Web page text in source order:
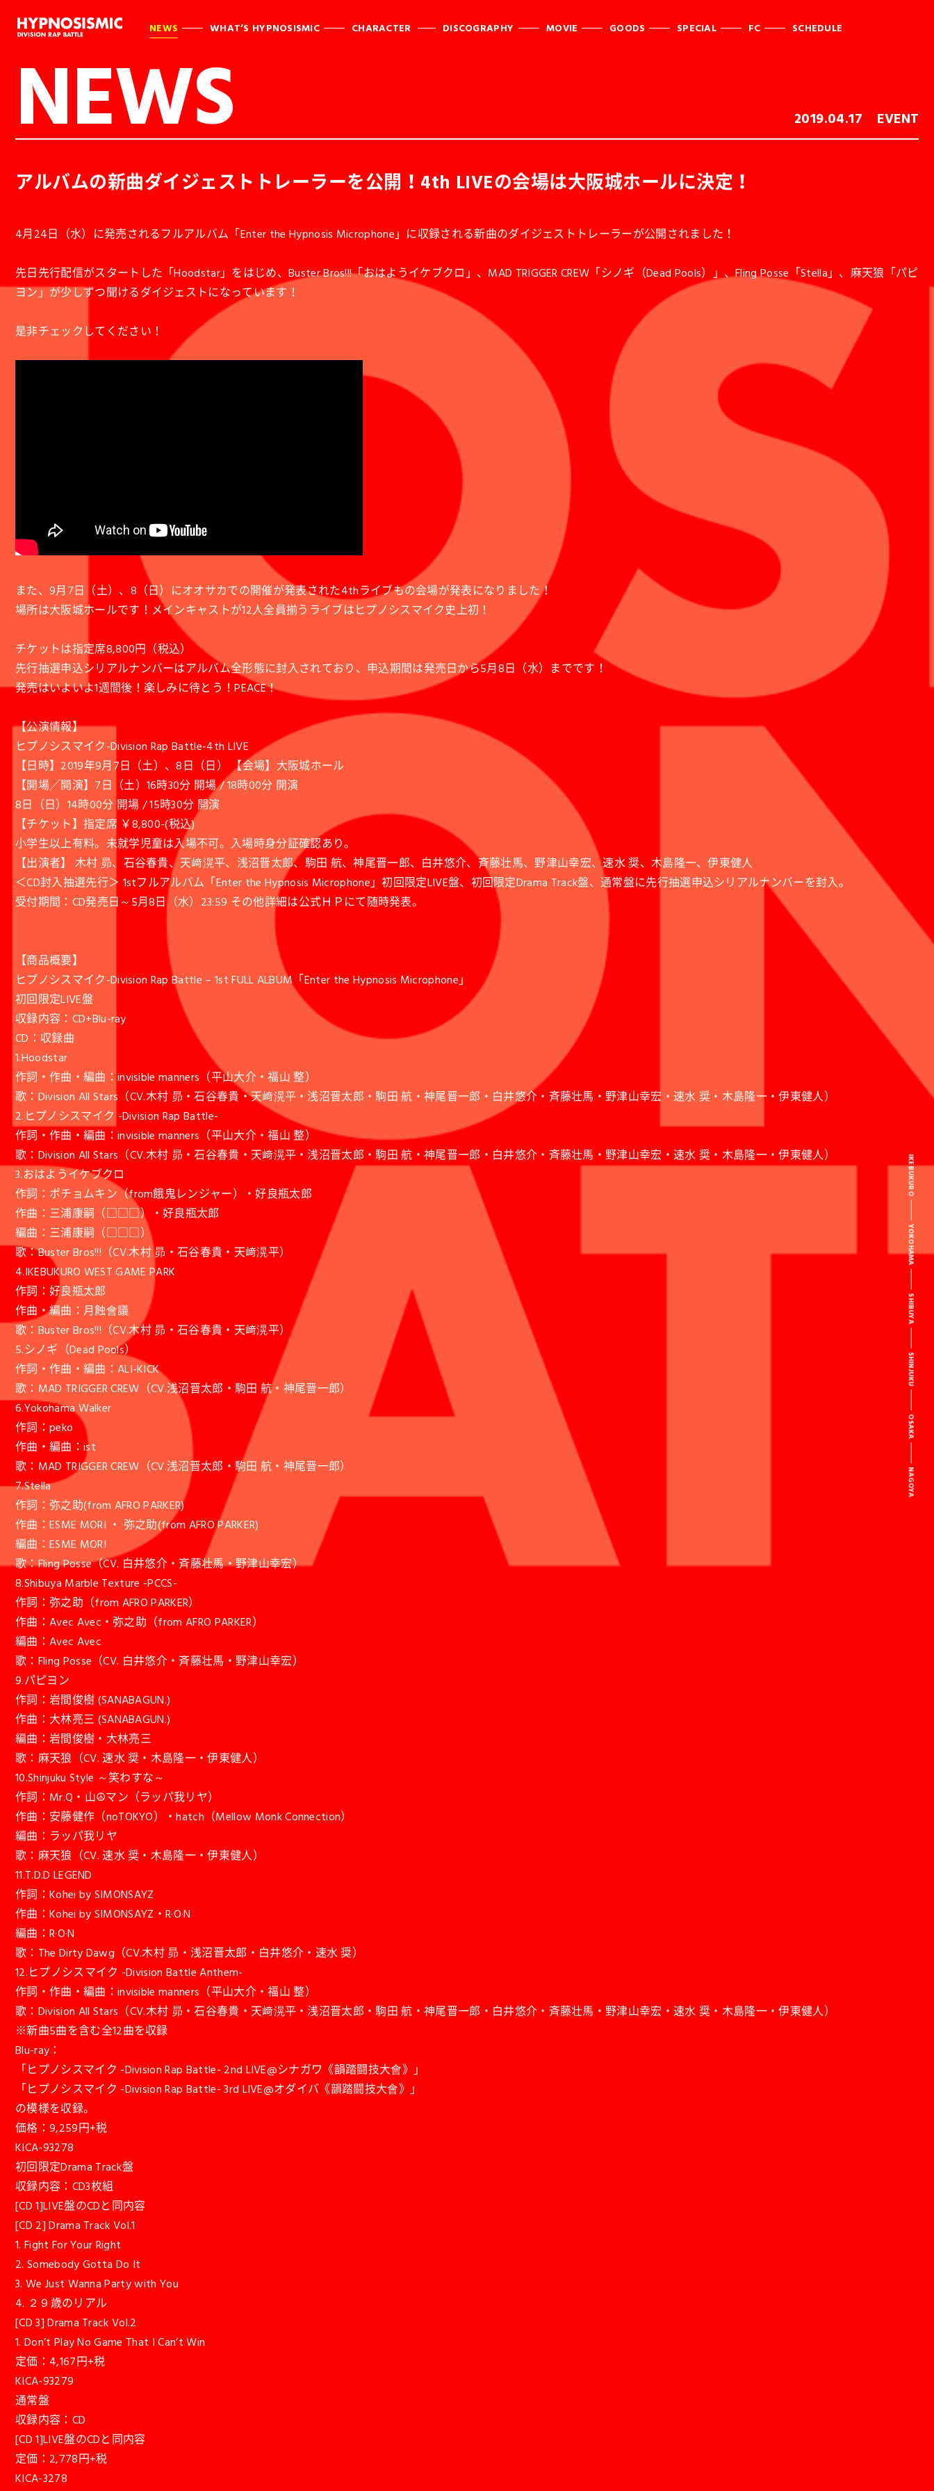
NEWS WHAT’S HYPNOSISMIC CHARACTER DISCOGRAPHY MOVIE GOODS SPECIAL FC SCHEDULE
NEWS 2019.04.17 EVENT
アルバムの新曲ダイジェストトレーラーを公開！4th LIVEの会場は大阪城ホールに決定！
4月24日（水）に発売されるフルアルバム「Enter the Hypnosis Microphone」に収録される新曲のダイジェストトレーラーが公開されました！
先日先行配信がスタートした「Hoodstar」をはじめ、Buster Bros!!!「おはようイケブクロ」、MAD TRIGGER CREW「シノギ（Dead Pools）」、Fling Posse「Stella」、麻天狼「パピ
ヨン」が少しずつ聞けるダイジェストになっています！
是非チェックしてください！
また、9月7日（土）、8（日）にオオサカでの開催が発表された4thライブもの会場が発表になりました！
場所は大阪城ホールです！メインキャストが12人全員揃うライブはヒプノシスマイク史上初！
チケットは指定席8,800円（税込）
先行抽選申込シリアルナンバーはアルバム全形態に封入されており、申込期間は発売日から5月8日（水）までです！
発売はいよいよ1週間後！楽しみに待とう！PEACE！
【公演情報】
ヒプノシスマイク-Division Rap Battle-4th LIVE
【日時】2019年9月7日（土）、8日（日） 【会場】大阪城ホール
【開場／開演】7日（土）16時30分 開場 / 18時00分 開演
8日（日）14時00分 開場 / 15時30分 開演
【チケット】指定席 ￥8,800-(税込)
小学生以上有料。未就学児童は入場不可。入場時身分証確認あり。
【出演者】 木村 昴、石谷春貴、天﨑滉平、浅沼晋太郎、駒田 航、神尾晋一郎、白井悠介、斉藤壮馬、野津山幸宏、速水 奨、木島隆一、伊東健人
＜CD封入抽選先行＞ 1stフルアルバム「Enter the Hypnosis Microphone」初回限定LIVE盤、初回限定Drama Track盤、通常盤に先行抽選申込シリアルナンバーを封入。
受付期間：CD発売日～5月8日（水）23:59 その他詳細は公式ＨＰにて随時発表。
【商品概要】
ヒプノシスマイク-Division Rap Battle – 1st FULL ALBUM「Enter the Hypnosis Microphone」
初回限定LIVE盤
収録内容：CD+Blu-ray
CD：収録曲
1.Hoodstar
作詞・作曲・編曲：invisible manners（平山大介・福山 整）
歌：Division All Stars（CV.木村 昴・石谷春貴・天﨑滉平・浅沼晋太郎・駒田 航・神尾晋一郎・白井悠介・斉藤壮馬・野津山幸宏・速水 奨・木島隆一・伊東健人）
2.ヒプノシスマイク -Division Rap Battle-
作詞・作曲・編曲：invisible manners（平山大介・福山 整）
歌：Division All Stars（CV.木村 昴・石谷春貴・天﨑滉平・浅沼晋太郎・駒田 航・神尾晋一郎・白井悠介・斉藤壮馬・野津山幸宏・速水 奨・木島隆一・伊東健人）
3.おはようイケブクロ
作詞：ポチョムキン（from餓鬼レンジャー）・好良瓶太郎
作曲：三浦康嗣（□□□）・好良瓶太郎
編曲：三浦康嗣（□□□）
歌：Buster Bros!!!（CV.木村 昴・石谷春貴・天﨑滉平）
4.IKEBUKURO WEST GAME PARK
作詞：好良瓶太郎
作曲・編曲：月蝕會議
歌：Buster Bros!!!（CV.木村 昴・石谷春貴・天﨑滉平）
5.シノギ（Dead Pools）
作詞・作曲・編曲：ALI-KICK
歌：MAD TRIGGER CREW（CV.浅沼晋太郎・駒田 航・神尾晋一郎）
6.Yokohama Walker
作詞：peko
作曲・編曲：ist
歌：MAD TRIGGER CREW（CV.浅沼晋太郎・駒田 航・神尾晋一郎）
7.Stella
作詞：弥之助(from AFRO PARKER)
作曲：ESME MORI ・ 弥之助(from AFRO PARKER)
編曲：ESME MORI
歌：Fling Posse（CV. 白井悠介・斉藤壮馬・野津山幸宏）
8.Shibuya Marble Texture -PCCS-
作詞：弥之助（from AFRO PARKER）
作曲：Avec Avec・弥之助（from AFRO PARKER）
編曲：Avec Avec
歌：Fling Posse（CV. 白井悠介・斉藤壮馬・野津山幸宏）
9.パピヨン
作詞：岩間俊樹 (SANABAGUN.)
作曲：大林亮三 (SANABAGUN.)
編曲：岩間俊樹・大林亮三
歌：麻天狼（CV. 速水 奨・木島隆一・伊東健人）
10.Shinjuku Style ～笑わすな～
作詞：Mr.Q・山☮マン（ラッパ我リヤ）
作曲：安藤健作（noTOKYO）・hatch（Mellow Monk Connection）
編曲：ラッパ我リヤ
歌：麻天狼（CV. 速水 奨・木島隆一・伊東健人）
11.T.D.D LEGEND
作詞：Kohei by SIMONSAYZ
作曲：Kohei by SIMONSAYZ・R·O·N
編曲：R·O·N
歌：The Dirty Dawg（CV.木村 昴・浅沼晋太郎・白井悠介・速水 奨）
12.ヒプノシスマイク -Division Battle Anthem-
作詞・作曲・編曲：invisible manners（平山大介・福山 整）
歌：Division All Stars（CV.木村 昴・石谷春貴・天﨑滉平・浅沼晋太郎・駒田 航・神尾晋一郎・白井悠介・斉藤壮馬・野津山幸宏・速水 奨・木島隆一・伊東健人）
※新曲5曲を含む全12曲を収録
Blu-ray：
「ヒプノシスマイク -Division Rap Battle- 2nd LIVE@シナガワ《韻踏闘技大會》」
「ヒプノシスマイク -Division Rap Battle- 3rd LIVE@オダイバ《韻踏闘技大會》」
の模様を収録。
価格：9,259円+税
KICA-93278
初回限定Drama Track盤
収録内容：CD3枚組
[CD 1]LIVE盤のCDと同内容
[CD 2] Drama Track Vol.1
1. Fight For Your Right
2. Somebody Gotta Do It
3. We Just Wanna Party with You
4. ２９歳のリアル
[CD 3] Drama Track Vol.2
1. Don’t Play No Game That I Can’t Win
定価：4,167円+税
KICA-93279
通常盤
収録内容：CD
[CD 1]LIVE盤のCDと同内容
定価：2,778円+税
KICA-3278
IKEBUKURO
YOKOHAMA
SHIBUYA
SHINJUKU
OSAKA
NAGOYA